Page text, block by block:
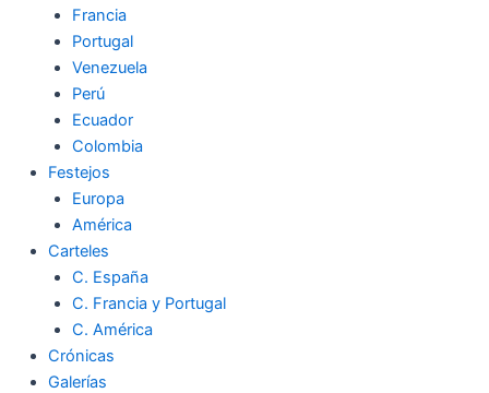
Francia
Portugal
Venezuela
Perú
Ecuador
Colombia
Festejos
Europa
América
Carteles
C. España
C. Francia y Portugal
C. América
Crónicas
Galerías